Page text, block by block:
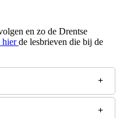
en zo de Drentse
hier(wordt geopend in een
de lesbrieven die bij de